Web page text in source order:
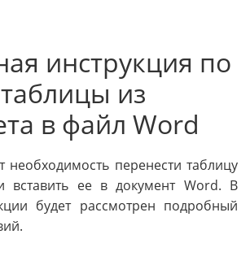
инструкция по
из
в файл Word
необходимость перенести таблицу
вставить ее в документ Word. В
будет рассмотрен подробный